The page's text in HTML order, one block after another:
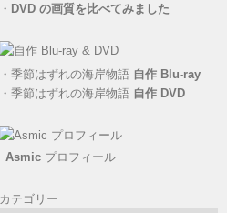
・ DVD の画質を比べてみました
・ 季節はずれの海岸物語 自作 Blu-ray
・ 季節はずれの海岸物語 自作 DVD
Asmic プロフィール
カテゴリー